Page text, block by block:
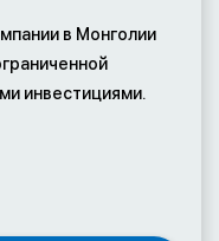
в Монголии
инвестициями.